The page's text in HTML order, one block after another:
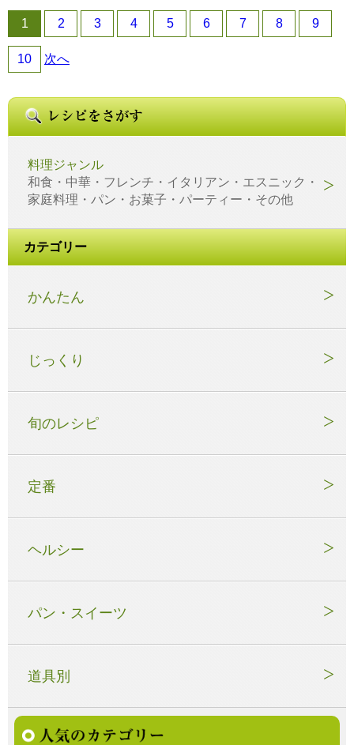
1 2 3 4 5 6 7 8 9
10 次へ
料理ジャンル
和食・中華・フレンチ・イタリアン・エスニック・
家庭料理・パン・お菓子・パーティー・その他
カテゴリー
かんたん
じっくり
旬のレシピ
定番
ヘルシー
パン・スイーツ
道具別